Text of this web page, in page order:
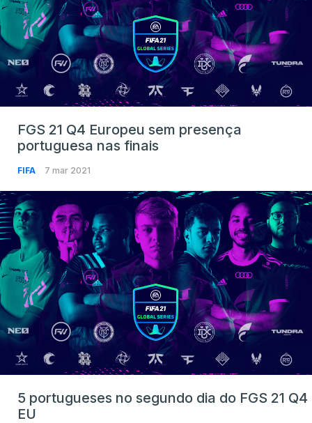
FGS 21 Q4 Europeu sem presença
portuguesa nas finais
FIFA 7 mar 2021
5 portugueses no segundo dia do FGS 21 Q4
EU